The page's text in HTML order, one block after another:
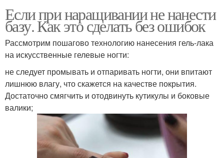
Если при наращивании не нанести
базу. Как это сделать без ошибок
Рассмотрим пошагово технологию нанесения гель-лака
на искусственные гелевые ногти:
не следует промывать и отпаривать ногти, они впитают
лишнюю влагу, что скажется на качестве покрытия.
Достаточно смягчить и отодвинуть кутикулы и боковые
валики;